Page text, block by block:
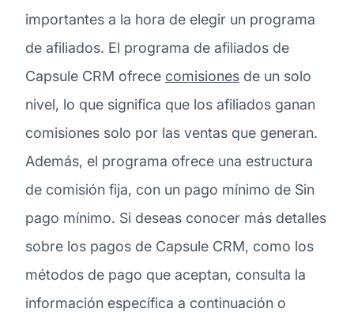
importantes a la hora de elegir un programa
de afiliados. El programa de afiliados de
Capsule CRM ofrece comisiones de un solo
nivel, lo que significa que los afiliados ganan
comisiones solo por las ventas que generan.
Además, el programa ofrece una estructura
de comisión fija, con un pago mínimo de Sin
pago mínimo. Si deseas conocer más detalles
sobre los pagos de Capsule CRM, como los
métodos de pago que aceptan, consulta la
información específica a continuación o